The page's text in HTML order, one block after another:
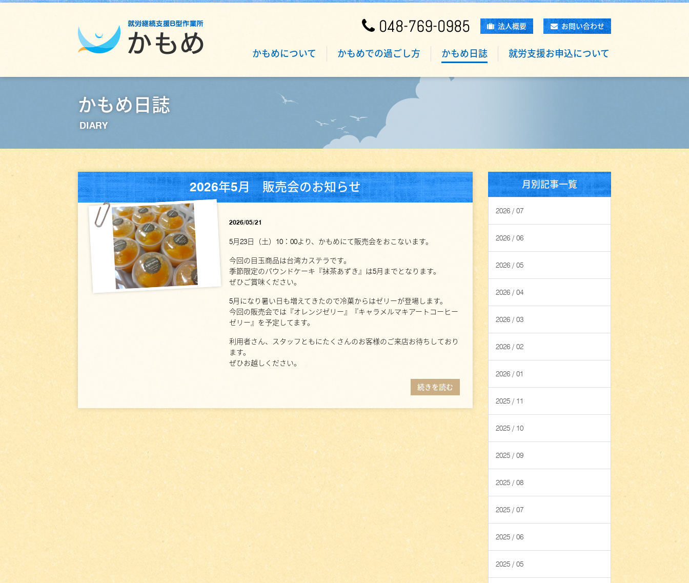
048-769-0985 法人概要 お問い合わせ
かもめについて かもめでの過ごし方 かもめ日誌 就労支援お申込について
かもめ日誌
DIARY
2026年5月 販売会のお知らせ
2026/05/21
5月23日（土）10：00より、かもめにて販売会をおこないます。
今回の目玉商品は台湾カステラです。
季節限定のパウンドケーキ『抹茶あずき』は5月までとなります。
ぜひご賞味ください。
5月になり暑い日も増えてきたので冷菓からはゼリーが登場します。
今回の販売会では『オレンジゼリー』『キャラメルマキアートコーヒー
ゼリー』を予定してます。
利用者さん、スタッフともにたくさんのお客様のご来店お待ちしており
ます。
ぜひお越しください。
続きを読む
月別記事一覧
2026 / 07
2026 / 06
2026 / 05
2026 / 04
2026 / 03
2026 / 02
2026 / 01
2025 / 11
2025 / 10
2025 / 09
2025 / 08
2025 / 07
2025 / 06
2025 / 05